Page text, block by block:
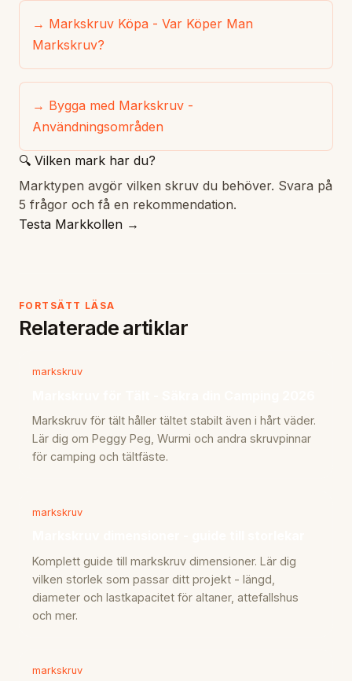
→ Markskruv Köpa - Var Köper Man
Markskruv?
→ Bygga med Markskruv -
Användningsområden
🔍 Vilken mark har du?
Marktypen avgör vilken skruv du behöver. Svara på
5 frågor och få en rekommendation.
Testa Markkollen →
FORTSÄTT LÄSA
Relaterade artiklar
markskruv
Markskruv för tält håller tältet stabilt även i hårt väder.
Lär dig om Peggy Peg, Wurmi och andra skruvpinnar
för camping och tältfäste.
markskruv
Komplett guide till markskruv dimensioner. Lär dig
vilken storlek som passar ditt projekt - längd,
diameter och lastkapacitet för altaner, attefallshus
och mer.
markskruv